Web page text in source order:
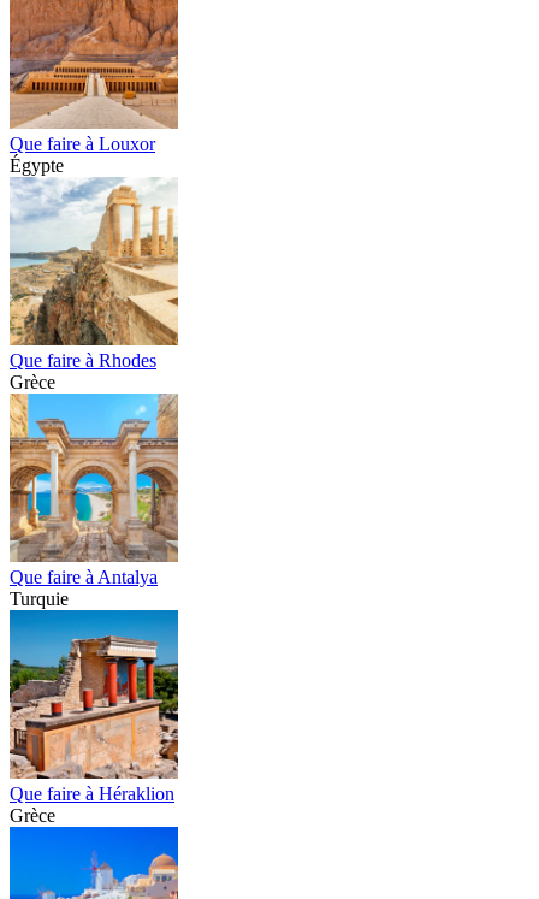
Que faire à Louxor
Égypte
Que faire à Rhodes
Grèce
Que faire à Antalya
Turquie
Que faire à Héraklion
Grèce